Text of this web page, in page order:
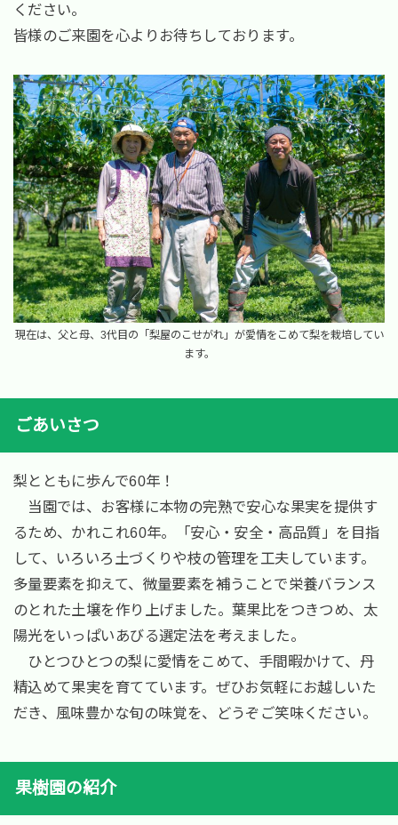
ください。
皆様のご来園を心よりお待ちしております。
現在は、父と母、3代目の「梨屋のこせがれ」が愛情をこめて梨を栽培してい
ます。
ごあいさつ
梨とともに歩んで60年！
当園では、お客様に本物の完熟で安心な果実を提供す
るため、かれこれ60年。「安心・安全・高品質」を目指
して、いろいろ土づくりや枝の管理を工夫しています。
多量要素を抑えて、微量要素を補うことで栄養バランス
のとれた土壌を作り上げました。葉果比をつきつめ、太
陽光をいっぱいあびる選定法を考えました。
ひとつひとつの梨に愛情をこめて、手間暇かけて、丹
精込めて果実を育てています。ぜひお気軽にお越しいた
だき、風味豊かな旬の味覚を、どうぞご笑味ください。
果樹園の紹介